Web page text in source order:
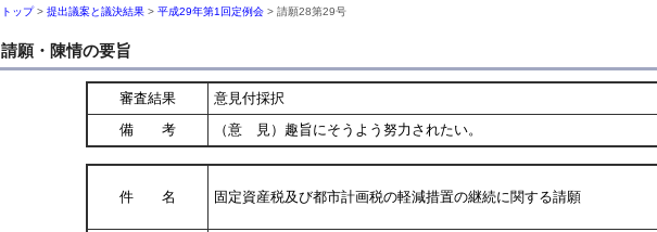
トップ> 提出議案と議決結果 > 平成29年第1回定例会 > 請願28第29号
請願・陳情の要旨
審査結果
意見付採択
備 考
（意 見）趣旨にそうよう努力されたい。
件 名 固定資産税及び都市計画税の軽減措置の継続に関する請願